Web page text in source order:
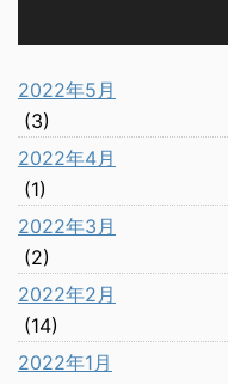
2022年5月
(3)
2022年4月
(1)
2022年3月
(2)
2022年2月
(14)
2022年1月